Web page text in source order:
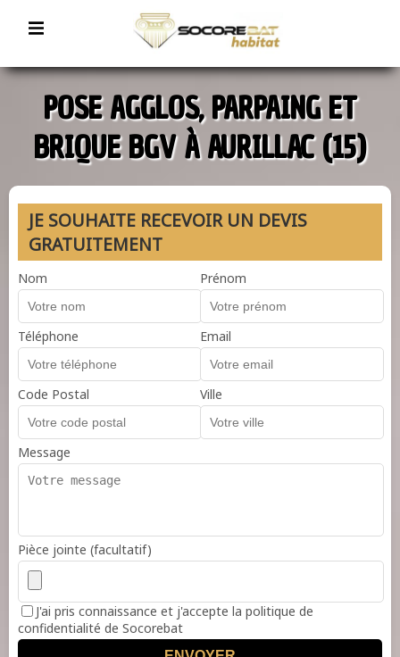
POSE AGGLOS, PARPAING ET
BRIQUE BGV À AURILLAC (15)
JE SOUHAITE RECEVOIR UN DEVIS
GRATUITEMENT
Nom Prénom
Téléphone Email
Code Postal Ville
Message
Pièce jointe (facultatif)
J'ai pris connaissance et j'accepte la politique de
confidentialité de Socorebat